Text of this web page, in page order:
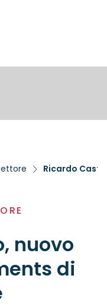
Ricardo
nuovo
di